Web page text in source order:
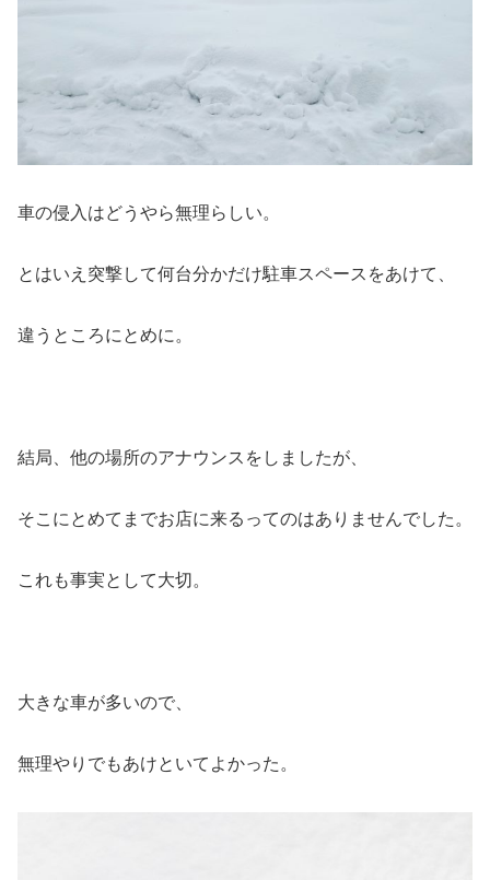
車の侵入はどうやら無理らしい。
とはいえ突撃して何台分かだけ駐車スペースをあけて、
違うところにとめに。
結局、他の場所のアナウンスをしましたが、
そこにとめてまでお店に来るってのはありませんでした。
これも事実として大切。
大きな車が多いので、
無理やりでもあけといてよかった。